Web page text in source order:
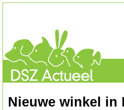
Nieuwe winkel in